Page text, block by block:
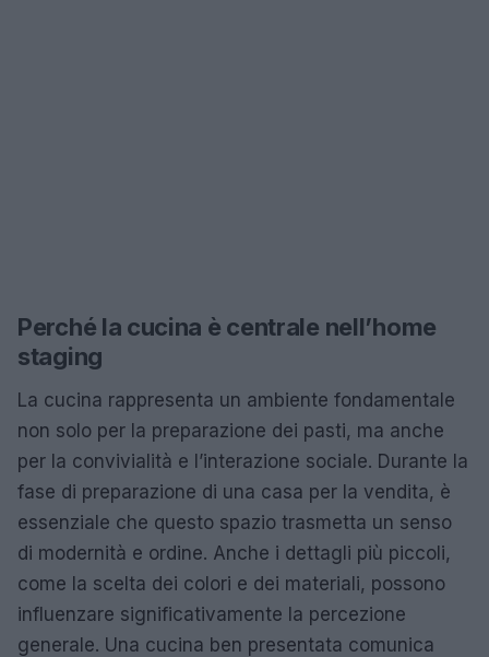
Perché la cucina è centrale nell’home
staging
La cucina rappresenta un ambiente fondamentale
non solo per la preparazione dei pasti, ma anche
per la convivialità e l’interazione sociale. Durante la
fase di preparazione di una casa per la vendita, è
essenziale che questo spazio trasmetta un senso
di modernità e ordine. Anche i dettagli più piccoli,
come la scelta dei colori e dei materiali, possono
influenzare significativamente la percezione
generale. Una cucina ben presentata comunica